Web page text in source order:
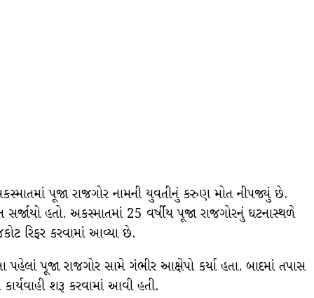
પૂજા રાજગોર નામની યુવતીનું કરુણ મોત નીપજ્યું છે.
હતો. અકસ્માતમાં 25 વર્ષીય પૂજા રાજગોરનું ઘટનાસ્થળે
રિફર કરવામાં આવ્યા છે.
પૂજા રાજગોર સામે ગંભીર આક્ષેપો કર્યા હતા. બાદમાં તપાસ
શરૂ કરવામાં આવી હતી.